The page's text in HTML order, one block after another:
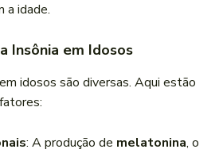
a idade.
Insônia em Idosos
idosos são diversas. Aqui estão
: A produção de melatonina, o